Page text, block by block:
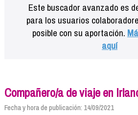
Este buscador avanzado es
para los usuarios
posible con su aportación.
aquí
Compañero/a de viaje en
Fecha y hora de publicación: 14/09/2021